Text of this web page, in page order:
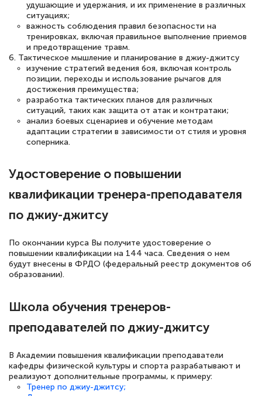
Обучение понравилось: огромное
количество тематической литературы,
пособий и учебников доступно на время
прохождения курса, удобная система
аттестации, проблем не возникло ни на
каком этапе…
удушающие и удержания, и их применение в различных
ситуациях;
важность соблюдения правил безопасности на
тренировках, включая правильное выполнение приемов
и предотвращение травм.
6. Тактическое мышление и планирование в джиу-джитсу
изучение стратегий ведения боя, включая контроль
позиции, переходы и использование рычагов для
достижения преимущества;
разработка тактических планов для различных
ситуаций, таких как защита от атак и контратаки;
анализ боевых сценариев и обучение методам
адаптации стратегии в зависимости от стиля и уровня
соперника.
Удостоверение о повышении
квалификации тренера-преподавателя
по джиу-джитсу
По окончании курса Вы получите удостоверение о
повышении квалификации на 144 часа. Сведения о нем
будут внесены в ФРДО (федеральный реестр документов об
образовании).
Школа обучения тренеров-
преподавателей по джиу-джитсу
В Академии повышения квалификации преподаватели
кафедры физической культуры и спорта разрабатывают и
реализуют дополнительные программы, к примеру:
Тренер по джиу-джитсу;